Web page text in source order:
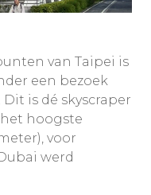
van Taipei is
een bezoek
is dé skyscraper
hoogste
voor
werd